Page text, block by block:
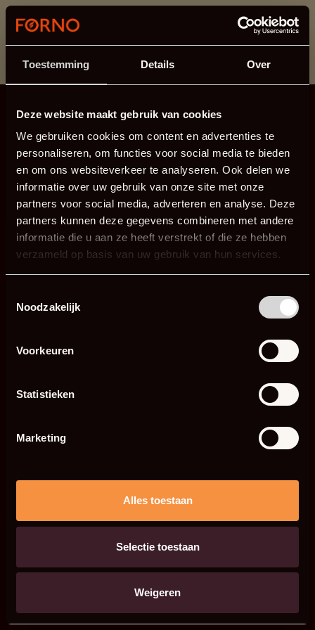
Toestemming Details Over
Deze website maakt gebruik van cookies
We gebruiken cookies om content en advertenties te
personaliseren, om functies voor social media te bieden
en om ons websiteverkeer te analyseren. Ook delen we
informatie over uw gebruik van onze site met onze
partners voor social media, adverteren en analyse. Deze
partners kunnen deze gegevens combineren met andere
informatie die u aan ze heeft verstrekt of die ze hebben
verzameld op basis van uw gebruik van hun services.
Noodzakelijk
Voorkeuren
Statistieken
Marketing
Alles toestaan
Selectie toestaan
Weigeren
This section is currently under maintenance.
If you are missing information, you can call us at +31
413 745 423 or email us at info@forno.eu